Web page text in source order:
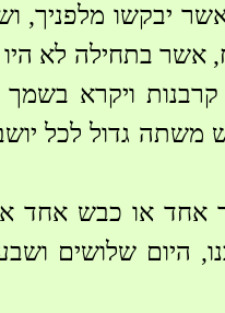
יבקשו מלפניך,
אשר בתחילה לא היו
ויקרא
משתה גדול לכל
אחד או כבש אחד
היום שלושים